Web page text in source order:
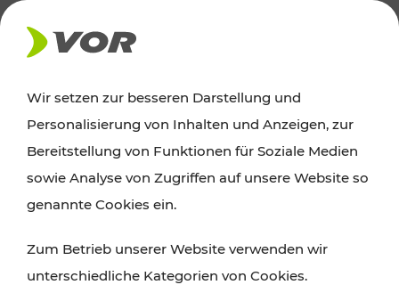
AKTUELLES
News
Alle wichtigen Meldungen zu Fahrplanänderungen,
finden Sie hier im Überblick.
Wir setzen zur besseren Darstellung und
Personalisierung von Inhalten und Anzeigen, zur
Bereitstellung von Funktionen für Soziale Medien
sowie Analyse von Zugriffen auf unsere Website so
genannte Cookies ein.
Zum Betrieb unserer Website verwenden wir
unterschiedliche Kategorien von Cookies.